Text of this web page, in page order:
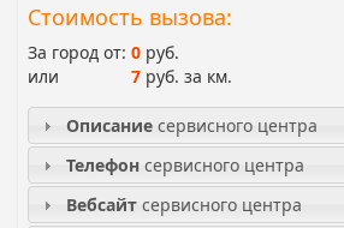
Стоимость вызова:
За город от: 0 руб.
или
7 руб. за км.
Описаниесервисного центра
Телефонсервисного центра
Вебсайтсервисного центра